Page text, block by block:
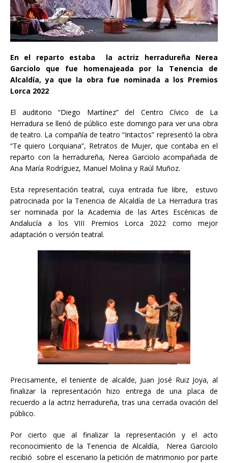
En el reparto estaba la actriz herradureña Nerea
Garciolo que fue homenajeada por la Tenencia de
Alcaldía, ya que la obra fue nominada a los Premios
Lorca 2022
El auditorio “Diego Martínez” del Centro Cívico de La
Herradura se llenó de público este domingo para ver una obra
de teatro. La compañía de teatro “Intactos” representó la obra
“Te quiero Lorquiana”, Retratos de Mujer, que contaba en el
reparto con la herradureña, Nerea Garciolo acompañada de
Ana María Rodríguez, Manuel Molina y Raúl Muñoz.
Esta representación teatral, cuya entrada fue libre, estuvo
patrocinada por la Tenencia de Alcaldía de La Herradura tras
ser nominada por la Academia de las Artes Escénicas de
Andalucía a los VIII Premios Lorca 2022 como mejor
adaptación o versión teatral.
Precisamente, el teniente de alcalde, Juan José Ruiz Joya, al
finalizar la representación hizo entrega de una placa de
recuerdo a la actriz herradureña, tras una cerrada ovación del
público.
Por cierto que al finalizar la representación y el acto
reconocimiento de la Tenencia de Alcaldía, Nerea Garciolo
recibió sobre el escenario la petición de matrimonio por parte